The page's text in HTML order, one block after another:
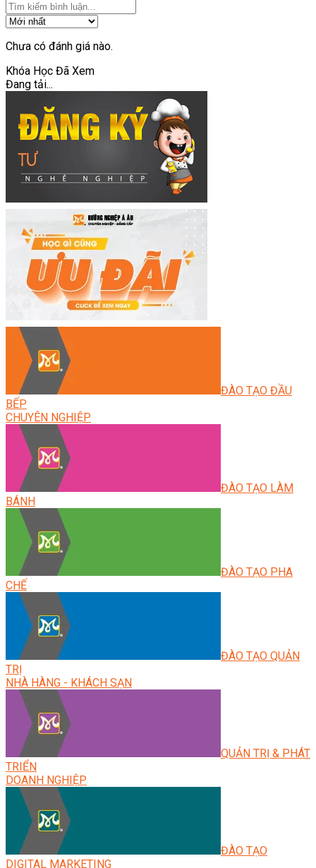
Chưa có đánh giá nào.
Khóa Học Đã Xem
Đang tải...
ĐÀO TẠO ĐẦU
BẾP
CHUYÊN NGHIỆP
ĐÀO TẠO LÀM
BÁNH
ĐÀO TẠO PHA
CHẾ
ĐÀO TẠO QUẢN
TRỊ
NHÀ HÀNG - KHÁCH SẠN
QUẢN TRỊ & PHÁT
TRIỂN
DOANH NGHIỆP
ĐÀO TẠO
DIGITAL MARKETING